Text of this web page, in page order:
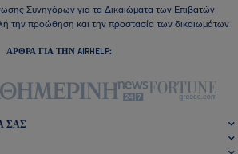
Συνηγόρων για τα Δικαιώματα των Επιβατών
την προώθηση και την προστασία των δικαιωμάτων
ΆΡΘΡΑ ΓΙΑ ΤΗΝ AIRHELP:
ΣΑΣ